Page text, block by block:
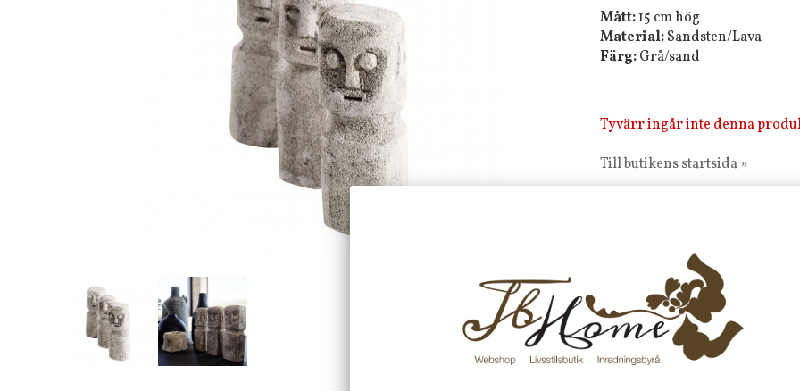
Mått:15 cm hög
Material:Sandsten/Lava
Färg:Grå/sand
Tyvärr ingår inte denna
Till butikens startsida »
Frakt 99 kr, handlar du över
fraktfritt. 100 kr - 400 kr i frakt för
produkter som skickas.
10 % rabatt på din första order
nyhetsbrev, via pop-up ruta
Faktura 0 kr. Hos oss betalar
med KLARNA CHECKOUT. Välj
mellan alla Klarnas